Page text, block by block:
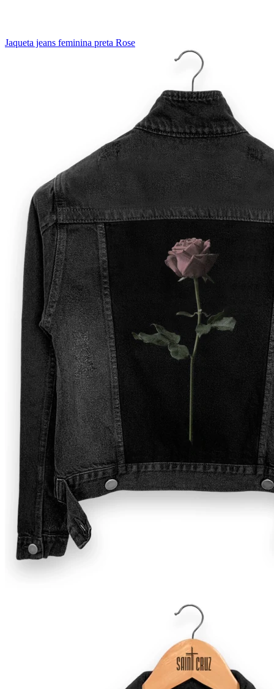
Jaqueta jeans feminina preta Rose